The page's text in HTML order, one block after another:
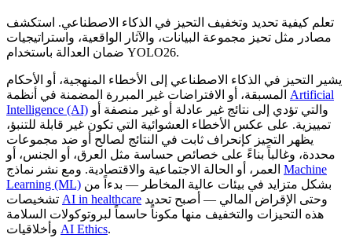
تعلم كيفية تحديد وتخفيف التحيز في الذكاء الاصطناعي. استكشف
مصادر مثل تحيز مجموعة البيانات، والآثار الواقعية، واستراتيجيات
ضمان العدالة باستخدام YOLO26.
يشير التحيز في الذكاء الاصطناعي إلى الأخطاء المنهجية، أو الأحكام
Artificial
Intelligence (AI)
تمييزية. على عكس الأخطاء العشوائية التي تكون غير قابلة للتنبؤ،
يظهر التحيز كإنحراف ثابت في النتائج لصالح أو ضد مجموعات
محددة، وغالباً بناءً على خصائص حساسة مثل العرق، أو الجنس، أو
Machine
Learning (ML)
AI in healthcare
هذه التحيزات والتخفيف منها مكوناً حاسماً لبروتوكولات السلامة
AI Ethics.